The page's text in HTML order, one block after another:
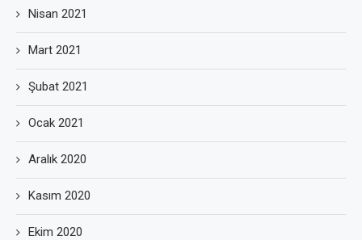
Nisan 2021
Mart 2021
Şubat 2021
Ocak 2021
Aralık 2020
Kasım 2020
Ekim 2020